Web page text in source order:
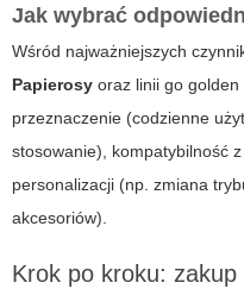
Jak wybrać
Wśród najważniejszych
Papierosy oraz linii go golden
przeznaczenie (codzienne
stosowanie), kompatybilność
personalizacji (np. zmiana
akcesoriów).
Krok po kroku: